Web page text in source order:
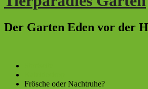
Der Garten Eden vor der
Frösche oder Nachtruhe?